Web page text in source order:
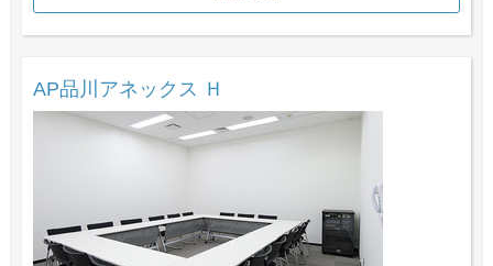
AP品川アネックス Ｈ